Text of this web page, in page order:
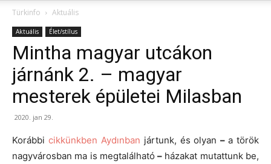
Türkinfo
Aktuális
Aktuális Élet/stílus
Mintha magyar utcákon
járnánk 2. – magyar
mesterek épületei Milasban
2020. jan 29.
Korábbi cikkünkben Aydınban jártunk, és olyan–a török
nagyvárosban ma is megtalálható– házakat mutattunk be,